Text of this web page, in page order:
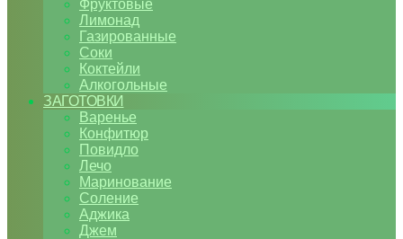
Фруктовые
Лимонад
Газированные
Соки
Коктейли
Алкогольные
ЗАГОТОВКИ
Варенье
Конфитюр
Повидло
Лечо
Маринование
Соление
Аджика
Джем